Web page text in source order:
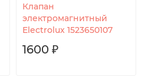
Клапан
электромагнитный
Electrolux 1523650107
1600 ₽